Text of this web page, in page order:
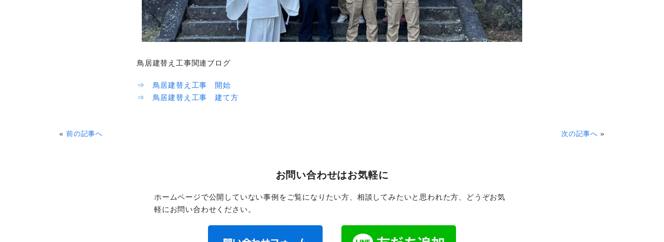
鳥居建替え工事関連ブログ
⇒ 鳥居建替え工事 開始
⇒ 鳥居建替え工事 建て方
«前の記事へ 次の記事へ »
お問い合わせはお気軽に
ホームページで公開していない事例をご覧になりたい方、相談してみたいと思われた方、どうぞお気
軽にお問い合わせください。